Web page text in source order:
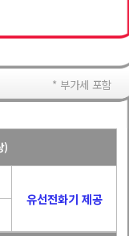
* 부가세 포함
)
유선전화기 제공